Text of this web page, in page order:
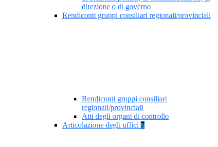
direzione o di governo
Rendiconti gruppi consiliari regionali/provinciali
Rendiconti gruppi consiliari
regionali/provinciali
Atti degli organi di controllo
Articolazione degli uffici 7